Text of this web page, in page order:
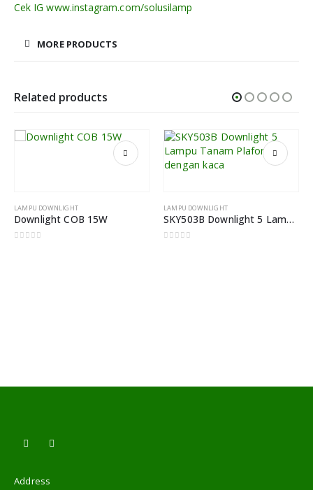
Cek IG www.instagram.com/solusilamp
MORE PRODUCTS
Related products
LAMPU DOWNLIGHT
Downlight COB 15W
LAMPU DOWNLIGHT
SKY503B Downlight 5 Lampu Tanam Plafon dengan kaca
Address